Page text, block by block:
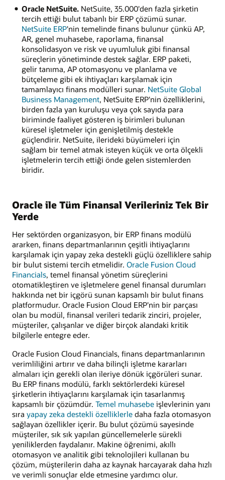
Oracle NetSuite.NetSuite, 35.000'den fazla şirketin
tercih ettiği bulut tabanlı bir ERP çözümü sunar.
NetSuite ERP'nin temelinde finans bulunur çünkü AP,
AR, genel muhasebe, raporlama, finansal
konsolidasyon ve risk ve uyumluluk gibi finansal
süreçlerin yönetiminde destek sağlar. ERP paketi,
gelir tanıma, AP otomasyonu ve planlama ve
bütçeleme gibi ek ihtiyaçları karşılamak için
tamamlayıcı finans modülleri sunar. NetSuite Global
Business Management, NetSuite ERP'nin özelliklerini,
birden fazla yan kuruluşu veya çok sayıda para
biriminde faaliyet gösteren iş birimleri bulunan
küresel işletmeler için genişletilmiş destekle
güçlendirir. NetSuite, ilerideki büyümeleri için
sağlam bir temel atmak isteyen küçük ve orta ölçekli
işletmelerin tercih ettiği önde gelen sistemlerden
biridir.
Oracle ile Tüm Finansal Verileriniz Tek Bir
Yerde
Her sektörden organizasyon, bir ERP finans modülü
ararken, finans departmanlarının çeşitli ihtiyaçlarını
karşılamak için yapay zeka destekli güçlü özelliklere sahip
bir bulut sistemi tercih etmelidir. Oracle Fusion Cloud
Financials, temel finansal yönetim süreçlerini
otomatikleştiren ve işletmelere genel finansal durumları
hakkında net bir içgörü sunan kapsamlı bir bulut finans
platformudur. Oracle Fusion Cloud ERP'nin bir parçası
olan bu modül, finansal verileri tedarik zinciri, projeler,
müşteriler, çalışanlar ve diğer birçok alandaki kritik
bilgilerle entegre eder.
Oracle Fusion Cloud Financials, finans departmanlarının
verimliliğini artırır ve daha bilinçli işletme kararları
almaları için gerekli olan ileriye dönük içgörüleri sunar.
Bu ERP finans modülü, farklı sektörlerdeki küresel
şirketlerin ihtiyaçlarını karşılamak için tasarlanmış
kapsamlı bir çözümdür. Temel muhasebe işlevlerinin yanı
sıra yapay zeka destekli özelliklerle daha fazla otomasyon
sağlayan özellikler içerir. Bu bulut çözümü sayesinde
müşteriler, sık sık yapılan güncellemelerle sürekli
yeniliklerden faydalanır. Makine öğrenimi, akıllı
otomasyon ve analitik gibi teknolojileri kullanan bu
çözüm, müşterilerin daha az kaynak harcayarak daha hızlı
ve verimli sonuçlar elde etmesine yardımcı olur.